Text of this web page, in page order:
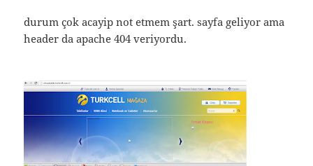
durum çok acayip not etmem şart. sayfa geliyor ama
header da apache 404 veriyordu.